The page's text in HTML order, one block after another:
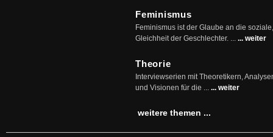
Feminismus
Feminismus ist der Glaube an die
Gleichheit der Geschlechter. ... ... weiter
Theorie
Interviewserien mit Theoretikern,
und Visionen für die ... ... weiter
weitere themen ...